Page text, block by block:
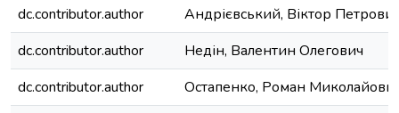
dc.contributor.author
Андрієвський, Віктор
dc.contributor.author
Недін, Валентин Олегович
dc.contributor.author
Остапенко, Роман